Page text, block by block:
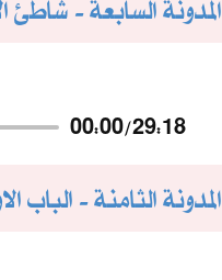
00:00/29:18
المدونة الثامنة - الباب